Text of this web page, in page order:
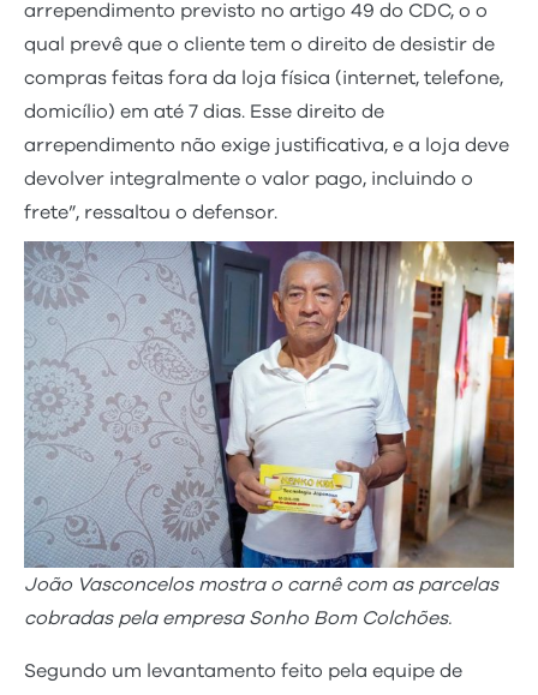
arrependimento previsto no artigo 49 do CDC, o o
qual prevê que o cliente tem o direito de desistir de
compras feitas fora da loja física (internet, telefone,
domicílio) em até 7 dias. Esse direito de
arrependimento não exige justificativa, e a loja deve
devolver integralmente o valor pago, incluindo o
frete”, ressaltou o defensor.
João Vasconcelos mostra o carnê com as parcelas
cobradas pela empresa Sonho Bom Colchões.
Segundo um levantamento feito pela equipe de